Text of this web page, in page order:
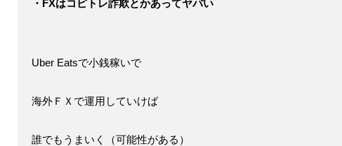
・FXはコピトレ詐欺とかあってヤバい
Uber Eatsで小銭稼いで
海外ＦＸで運用していけば
誰でもうまいく（可能性がある）